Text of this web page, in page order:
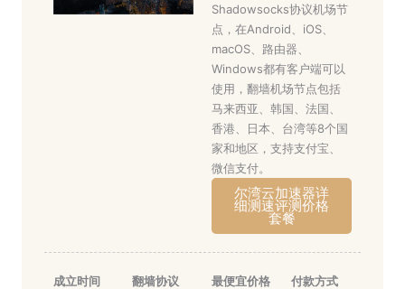
Shadowsocks协议机场节
点，在Android、iOS、
macOS、路由器、
Windows都有客户端可以
使用，翻墙机场节点包括
马来西亚、韩国、法国、
香港、日本、台湾等8个国
家和地区，支持支付宝、
微信支付。
尔湾云加速器详
细测速评测价格
套餐
成立时间
翻墙协议
最便宜价格
付款方式